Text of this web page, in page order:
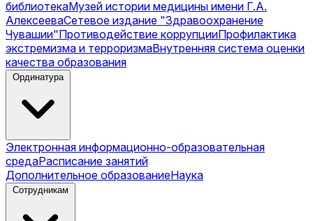
библиотекаМузей истории медицины имени Г.А.
АлексееваСетевое издание "Здравоохранение
Чувашии"Противодействие коррупцииПрофилактика
экстремизма и терроризмаВнутренняя система оценки
качества образования
Ординатура
Электронная информационно-образовательная
средаРасписание занятий
Дополнительное образованиеНаука
Сотрудникам